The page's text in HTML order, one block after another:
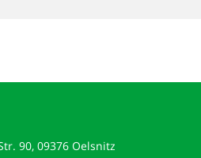
90, 09376 Oelsnitz